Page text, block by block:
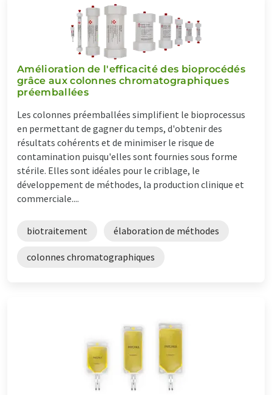
Amélioration de l'efficacité des bioprocédés
grâce aux colonnes chromatographiques
préemballées
Les colonnes préemballées simplifient le bioprocessus
en permettant de gagner du temps, d'obtenir des
résultats cohérents et de minimiser le risque de
contamination puisqu'elles sont fournies sous forme
stérile. Elles sont idéales pour le criblage, le
développement de méthodes, la production clinique et
commerciale....
biotraitement élaboration de méthodes
colonnes chromatographiques